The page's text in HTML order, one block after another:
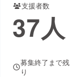
支援者数
37人
募集終了まで残
り